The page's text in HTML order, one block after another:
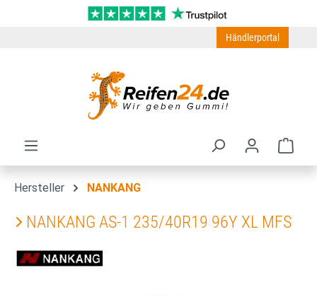
Zum Hauptinhalt springen
Händlerportal
Hersteller NANKANG
NANKANG AS-1 235/40R19 96Y XL MFS